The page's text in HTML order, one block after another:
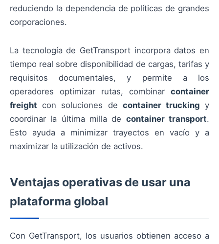
reduciendo la dependencia de políticas de grandes
corporaciones.
La tecnología de GetTransport incorpora datos en
tiempo real sobre disponibilidad de cargas, tarifas y
requisitos documentales, y permite a los
operadores optimizar rutas, combinar container
freight con soluciones de container trucking y
coordinar la última milla de container transport.
Esto ayuda a minimizar trayectos en vacío y a
maximizar la utilización de activos.
Ventajas operativas de usar una
plataforma global
Con GetTransport, los usuarios obtienen acceso a